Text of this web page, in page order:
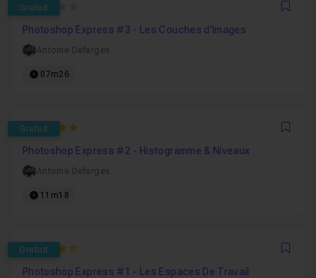
Gratuit
0
Photoshop Express #3 - Les Couches d'Images
Antoine Defarges
07m26
Gratuit
5
Photoshop Express #2 - Histogramme & Niveaux
Antoine Defarges
11m18
Gratuit
4.8333333333333
Photoshop Express #1 - Les Espaces De Travail